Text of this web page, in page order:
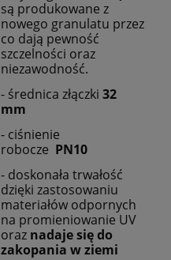
są produkowane z
nowego granulatu przez
co dają pewność
szczelności oraz
niezawodność.
- średnica złączki 32
mm
- ciśnienie
robocze PN10
- doskonała trwałość
dzięki zastosowaniu
materiałów odpornych
na promieniowanie UV
oraz nadaje się do
zakopania w ziemi